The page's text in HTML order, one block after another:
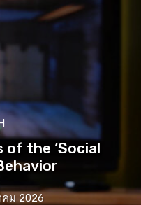
of the ‘Social
คม 2026